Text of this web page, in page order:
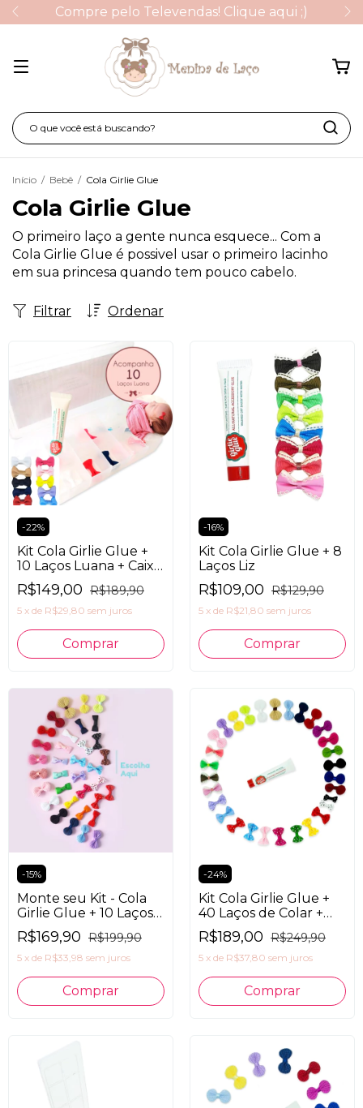
Compre pelo Televendas! Clique aqui ;)
Início / Bebê / Cola Girlie Glue
Cola Girlie Glue
O primeiro laço a gente nunca esquece... Com a
Cola Girlie Glue é possivel usar o primeiro lacinho
em sua princesa quando tem pouco cabelo.
Ordenar
Filtrar
-22%
Kit Cola Girlie Glue +
10 Laços Luana + Caixa
Organizadora
R$149,00 R$189,90
5 x de R$29,80 sem juros
-16%
Kit Cola Girlie Glue + 8
Laços Liz
R$109,00 R$129,90
5 x de R$21,80 sem juros
-15%
Monte seu Kit - Cola
Girlie Glue + 10 Laços +
Caixa Organizadora
R$169,90 R$199,90
5 x de R$33,98 sem juros
-24%
Kit Cola Girlie Glue +
40 Laços de Colar +
Caixa Organizadora
R$189,00 R$249,90
5 x de R$37,80 sem juros
Comprar